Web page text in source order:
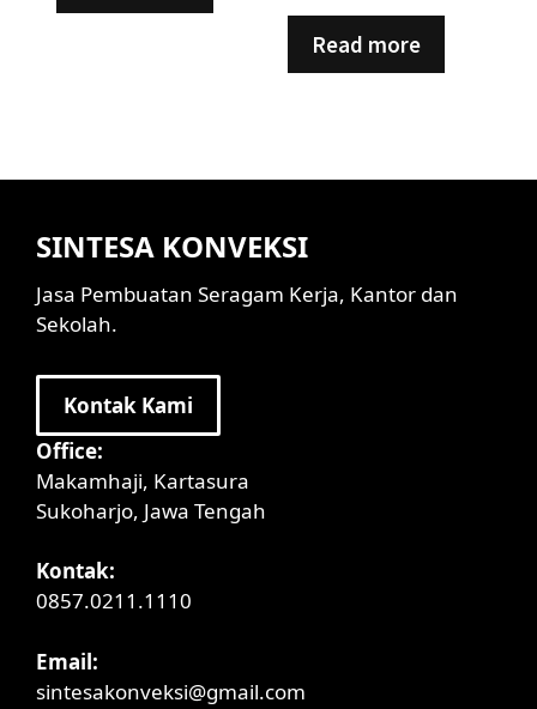
Read more
SINTESA KONVEKSI
Jasa Pembuatan Seragam Kerja, Kantor dan
Sekolah.
Kontak Kami
Office:
Makamhaji, Kartasura
Sukoharjo, Jawa Tengah
Kontak:
0857.0211.1110
Email:
sintesakonveksi@gmail.com